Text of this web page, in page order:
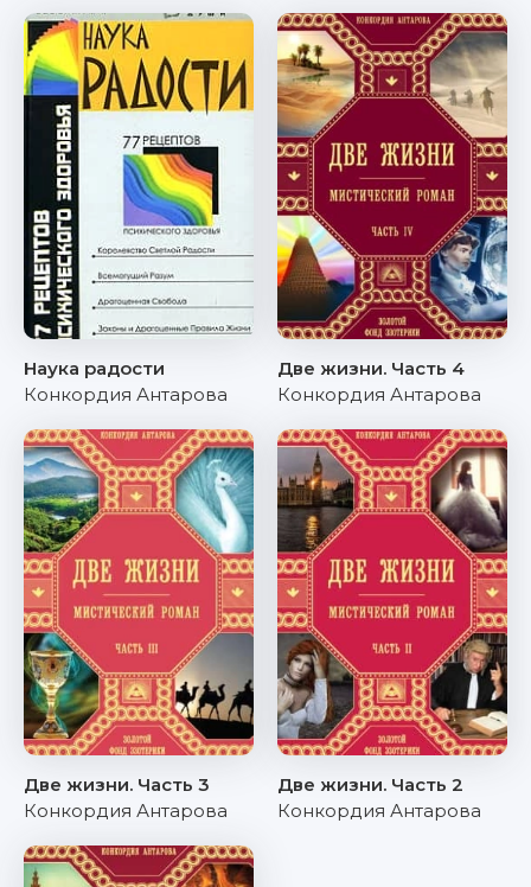
Наука радости
Конкордия Антарова
Две жизни. Часть 4
Конкордия Антарова
Две жизни. Часть 3
Конкордия Антарова
Две жизни. Часть 2
Конкордия Антарова